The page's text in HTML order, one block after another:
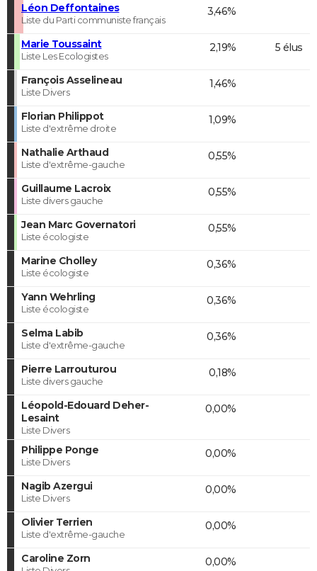
Léon Deffontaines
Liste du Parti communiste français
3,46%
Marie Toussaint
Liste Les Ecologistes
2,19% 5 élus
François Asselineau
Liste Divers
1,46%
Florian Philippot
Liste d'extrême droite
1,09%
Nathalie Arthaud
Liste d'extrême-gauche
0,55%
Guillaume Lacroix
Liste divers gauche
0,55%
Jean Marc Governatori
Liste écologiste
0,55%
Marine Cholley
Liste écologiste
0,36%
Yann Wehrling
Liste écologiste
0,36%
Selma Labib
Liste d'extrême-gauche
0,36%
Pierre Larrouturou
Liste divers gauche
0,18%
Léopold-Edouard Deher-
Lesaint
Liste Divers
0,00%
Philippe Ponge
Liste Divers
0,00%
Nagib Azergui
Liste Divers
0,00%
Olivier Terrien
Liste d'extrême-gauche
0,00%
Caroline Zorn 0,00%